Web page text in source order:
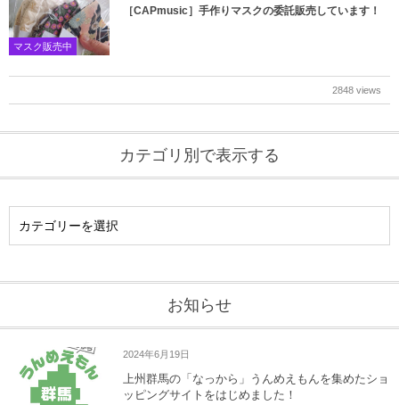
マスク販売中
［CAPmusic］手作りマスクの委託販売しています！
2848 views
カテゴリ別で表示する
お知らせ
2024年6月19日
上州群馬の「なっから」うんめえもんを集めたショ
ッピングサイトをはじめました！